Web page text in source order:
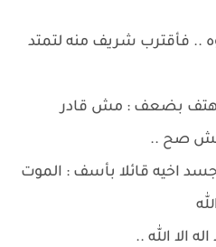
فأقترب شريف منه لتمتد
بضعف : مش قادر
صح ..
اخيه قائلا بأسف : الموت
الله ..